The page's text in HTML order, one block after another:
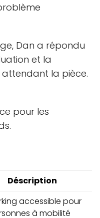
Dan a répondu
et la
la pièce.
pour les
Déscription
accessible pour
à mobilité